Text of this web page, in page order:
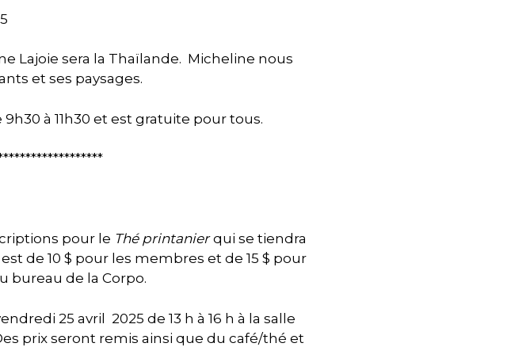
Lajoie sera la Thaïlande. Micheline nous
et ses paysages.
à 11h30 et est gratuite pour tous.
pour le Thé printanier qui se tiendra
de 10 $ pour les membres et de 15 $ pour
bureau de la Corpo.
25 avril 2025 de 13 h à 16 h à la salle
prix seront remis ainsi que du café/thé et